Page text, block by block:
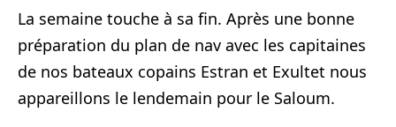
La semaine touche à sa fin. Après une bonne
préparation du plan de nav avec les capitaines
de nos bateaux copains Estran et Exultet nous
appareillons le lendemain pour le Saloum.